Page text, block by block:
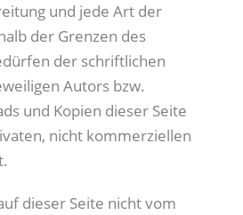
und jede Art der
der Grenzen des
der schriftlichen
Autors bzw.
und Kopien dieser Seite
nicht kommerziellen
dieser Seite nicht vom